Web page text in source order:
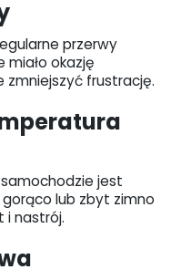
przerwy
miało okazję
zmniejszyć frustrację.
jest
lub zbyt zimno
i nastrój.